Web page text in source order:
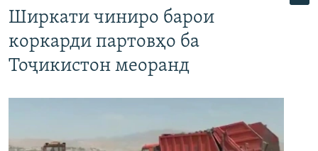
Ширкати чиниро барои
коркарди партовҳо ба
Тоҷикистон меоранд